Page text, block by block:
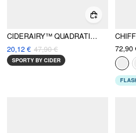
CIDERAIRY™ QUADRATISCHER AUSSCHNITT SOLIDS CAMI-TOP & HOCHTAILLIERTE RÜSCHEN SCHLAGHOSEN
20,12 € 47,90 €
SPORTY BY CIDER
72,90